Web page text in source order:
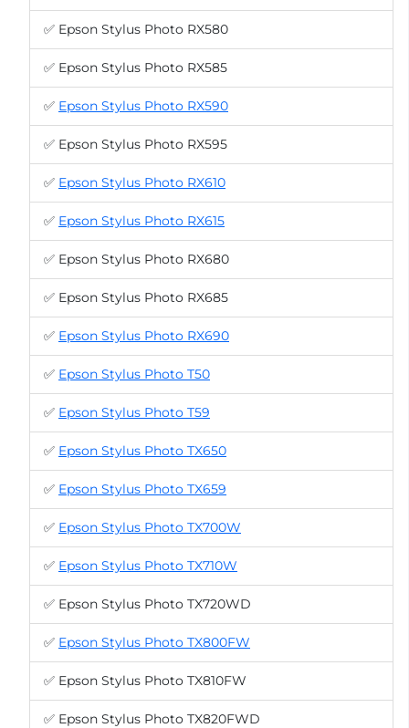
✅ Epson Stylus Photo RX580
✅ Epson Stylus Photo RX585
✅ Epson Stylus Photo RX590
✅ Epson Stylus Photo RX595
✅ Epson Stylus Photo RX610
✅ Epson Stylus Photo RX615
✅ Epson Stylus Photo RX680
✅ Epson Stylus Photo RX685
✅ Epson Stylus Photo RX690
✅ Epson Stylus Photo T50
✅ Epson Stylus Photo T59
✅ Epson Stylus Photo TX650
✅ Epson Stylus Photo TX659
✅ Epson Stylus Photo TX700W
✅ Epson Stylus Photo TX710W
✅ Epson Stylus Photo TX720WD
✅ Epson Stylus Photo TX800FW
✅ Epson Stylus Photo TX810FW
✅ Epson Stylus Photo TX820FWD